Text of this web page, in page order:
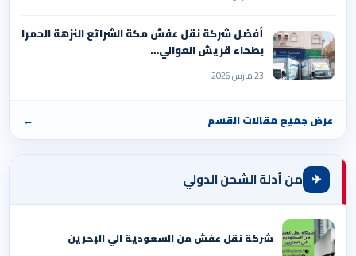
أفضل شركة نقل عفش مكة الشرائع النزهة الحمرا
بطحاء قريش العوالي…
23 مارس 2026
عرض جميع مقالات القسم ←
✈ من أدلة الشحن الدولي
شركة نقل عفش من السعودية الي البحرين